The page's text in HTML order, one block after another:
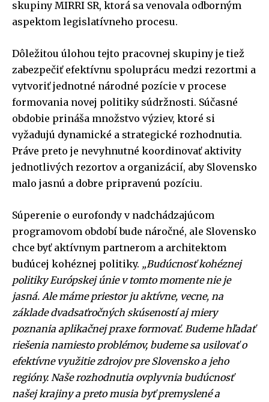
skupiny MIRRI SR, ktorá sa venovala odborným
aspektom legislatívneho procesu.
Dôležitou úlohou tejto pracovnej skupiny je tiež
zabezpečiť efektívnu spoluprácu medzi rezortmi a
vytvoriť jednotné národné pozície v procese
formovania novej politiky súdržnosti. Súčasné
obdobie prináša množstvo výziev, ktoré si
vyžadujú dynamické a strategické rozhodnutia.
Práve preto je nevyhnutné koordinovať aktivity
jednotlivých rezortov a organizácií, aby Slovensko
malo jasnú a dobre pripravenú pozíciu.
Súperenie o eurofondy v nadchádzajúcom
programovom období bude náročné, ale Slovensko
chce byť aktívnym partnerom a architektom
budúcej kohéznej politiky. „Budúcnosť kohéznej
politiky Európskej únie v tomto momente nie je
jasná. Ale máme priestor ju aktívne, vecne, na
základe dvadsaťročných skúseností aj miery
poznania aplikačnej praxe formovať. Budeme hľadať
riešenia namiesto problémov, budeme sa usilovať o
efektívne využitie zdrojov pre Slovensko a jeho
regióny. Naše rozhodnutia ovplyvnia budúcnosť
našej krajiny a preto musia byť premyslené a